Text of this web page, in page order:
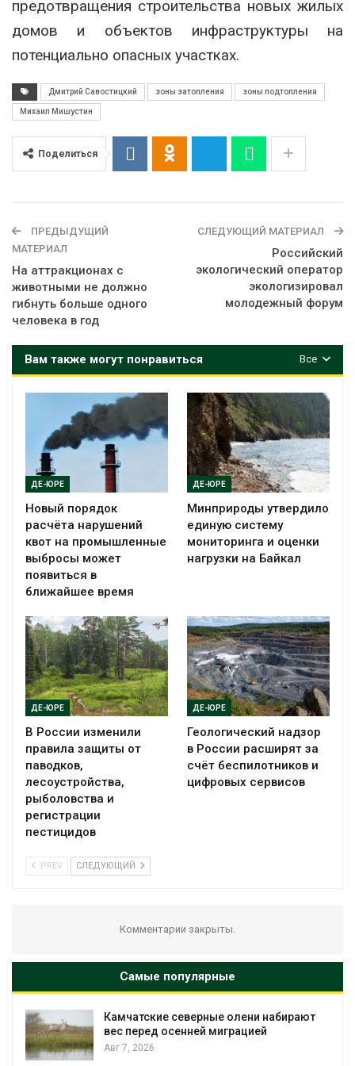
предотвращения строительства новых жилых
домов и объектов инфраструктуры на
потенциально опасных участках.
Дмитрий Савостицкий зоны затопления зоны подтопления
Михаил Мишустин
Поделиться
ПРЕДЫДУЩИЙ
МАТЕРИАЛ
На аттракционах с
животными не должно
гибнуть больше одного
человека в год
СЛЕДУЮЩИЙ МАТЕРИАЛ
Российский
экологический оператор
экологизировал
молодежный форум
Все
Вам также могут понравиться
ДЕ-ЮРЕ
Новый порядок
расчёта нарушений
квот на промышленные
выбросы может
появиться в
ближайшее время
ДЕ-ЮРЕ
Минприроды утвердило
единую систему
мониторинга и оценки
нагрузки на Байкал
ДЕ-ЮРЕ
В России изменили
правила защиты от
паводков,
лесоустройства,
рыболовства и
регистрации
пестицидов
ДЕ-ЮРЕ
Геологический надзор
в России расширят за
счёт беспилотников и
цифровых сервисов
PREV СЛЕДУЮЩИЙ
Комментарии закрыты.
Самые популярные
набирают
Тайфун, засуха и пожары:
несколько регионов